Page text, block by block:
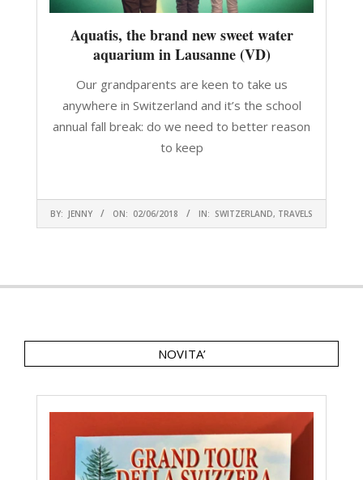
Aquatis, the brand new sweet water
aquarium in Lausanne (VD)
Our grandparents are keen to take us
anywhere in Switzerland and it’s the school
annual fall break: do we need to better reason
to keep
2018-
06-
BY: JENNY ON: 02/06/2018 IN: SWITZERLAND, TRAVELS
NOVITA’